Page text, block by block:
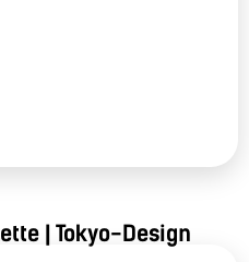
| Tokyo-Design